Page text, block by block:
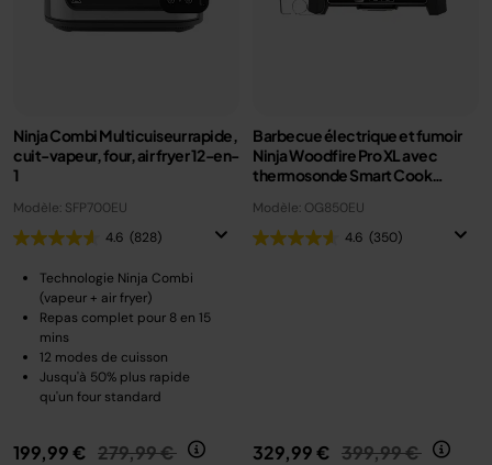
Ninja Combi Multicuiseur rapide,
cuit-vapeur, four, air fryer 12-en-
1
Modèle: SFP700EU
4.6 (828)
Technologie Ninja Combi
(vapeur + air fryer)
Repas complet pour 8 en 15
mins
12 modes de cuisson
Jusqu'à 50% plus rapide
qu'un four standard
199,99 € Prix réduit de
279,99 € au
Barbecue électrique et fumoir
Ninja Woodfire Pro XL avec
thermosonde Smart Cook
Modèle: OG850EU
4.6 (350)
329,99 € Prix réduit de
399,99 € au